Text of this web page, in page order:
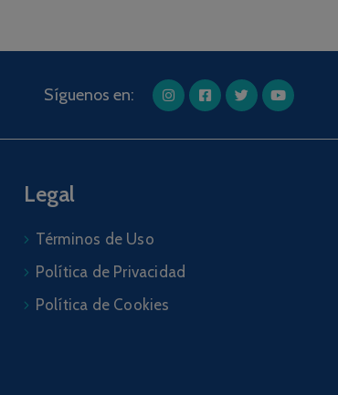
Síguenos en:
Legal
Términos de Uso
Política de Privacidad
Política de Cookies